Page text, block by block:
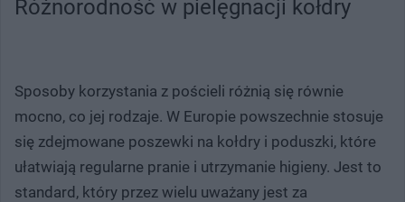
Różnorodność w pielęgnacji kołdry
Sposoby korzystania z pościeli różnią się równie
mocno, co jej rodzaje. W Europie powszechnie stosuje
się zdejmowane poszewki na kołdry i poduszki, które
ułatwiają regularne pranie i utrzymanie higieny. Jest to
standard, który przez wielu uważany jest za